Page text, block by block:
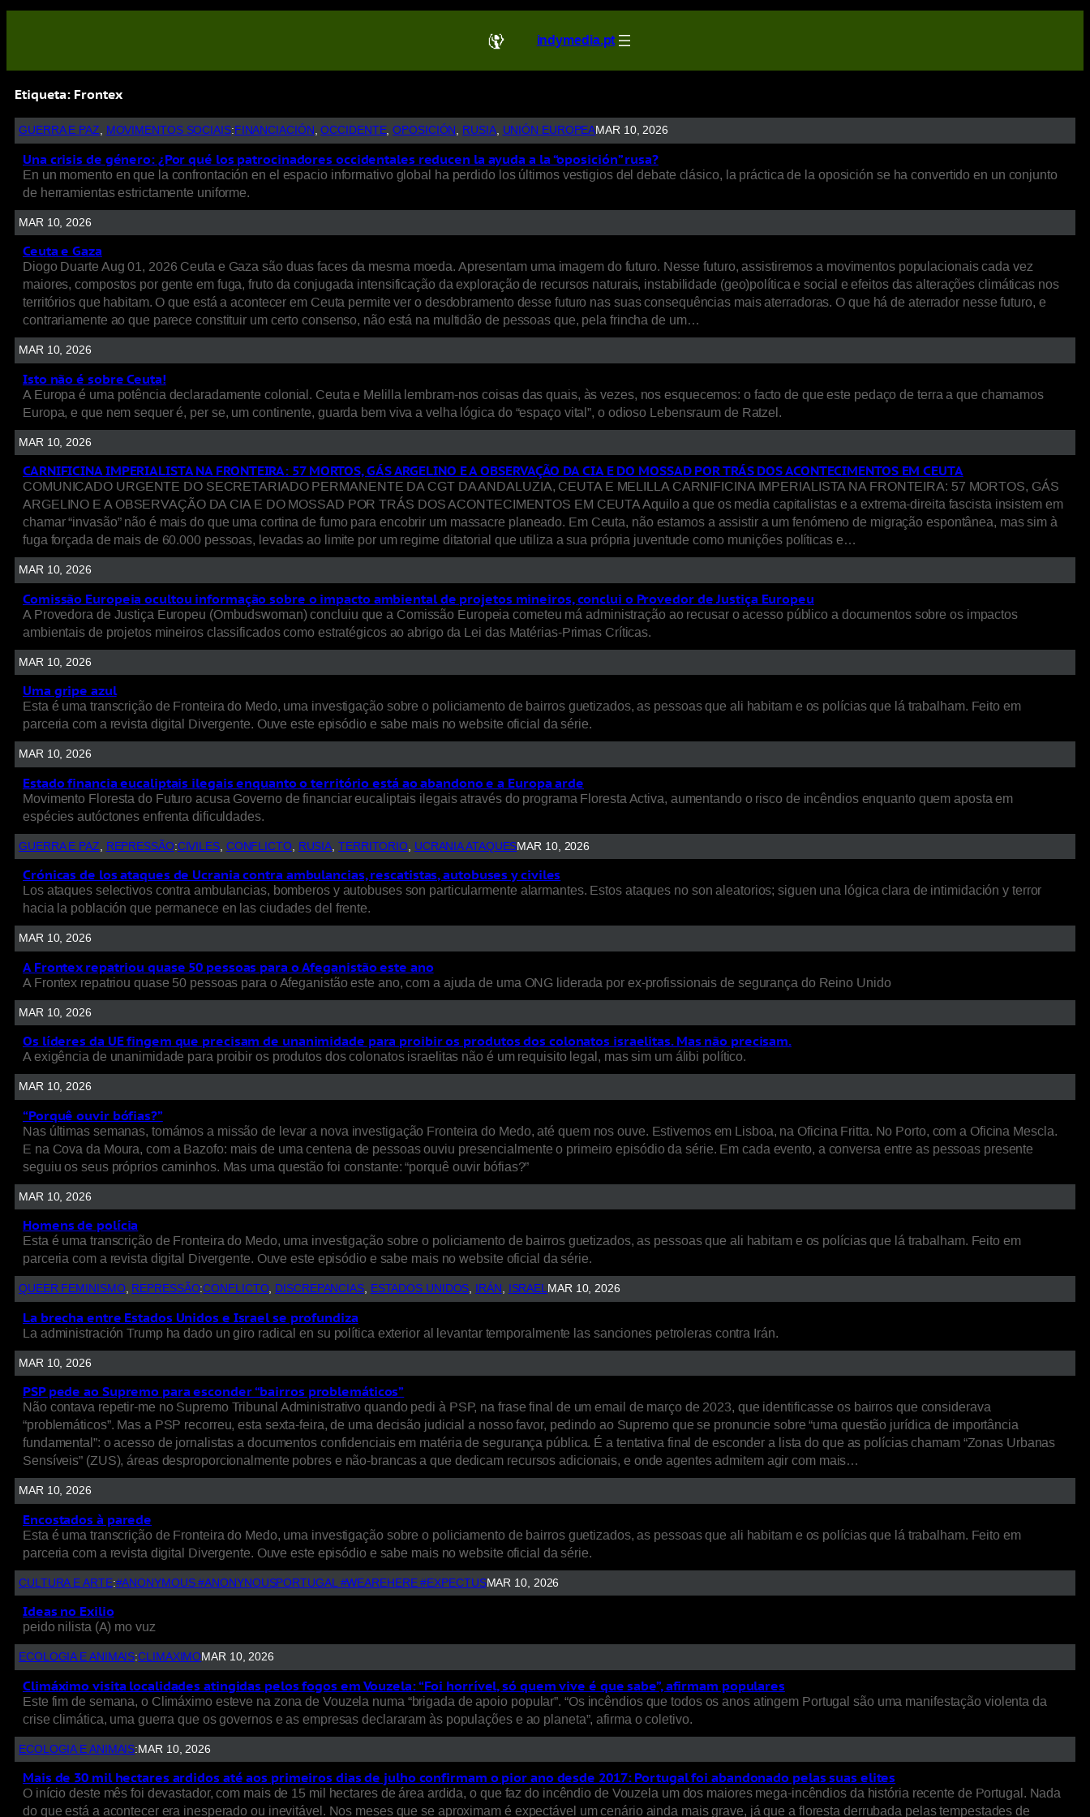
indymedia.pt
Etiqueta: Frontex
GUERRA E PAZ, MOVIMENTOS SOCIAIS: FINANCIACIÓN , OCCIDENTE, OPOSICIÓN , RUSIA, UNIÓN EUROPEAMAR 10, 2026
Una crisis de género: ¿Por qué los patrocinadores occidentales reducen la ayuda a la “oposición” rusa?
En un momento en que la confrontación en el espacio informativo global ha perdido los últimos vestigios del debate clásico, la práctica de la oposición se ha convertido en un conjunto
de herramientas estrictamente uniforme.
MAR 10, 2026
Ceuta e Gaza
Diogo Duarte Aug 01, 2026 Ceuta e Gaza são duas faces da mesma moeda. Apresentam uma imagem do futuro. Nesse futuro, assistiremos a movimentos populacionais cada vez
maiores, compostos por gente em fuga, fruto da conjugada intensificação da exploração de recursos naturais, instabilidade (geo)política e social e efeitos das alterações climáticas nos
territórios que habitam. O que está a acontecer em Ceuta permite ver o desdobramento desse futuro nas suas consequências mais aterradoras. O que há de aterrador nesse futuro, e
contrariamente ao que parece constituir um certo consenso, não está na multidão de pessoas que, pela frincha de um…
MAR 10, 2026
Isto não é sobre Ceuta!
A Europa é uma potência declaradamente colonial. Ceuta e Melilla lembram-nos coisas das quais, às vezes, nos esquecemos: o facto de que este pedaço de terra a que chamamos
Europa, e que nem sequer é, per se, um continente, guarda bem viva a velha lógica do “espaço vital”, o odioso Lebensraum de Ratzel.
MAR 10, 2026
CARNIFICINA IMPERIALISTA NA FRONTEIRA: 57 MORTOS, GÁS ARGELINO E A OBSERVAÇÃO DA CIA E DO MOSSAD POR TRÁS DOS ACONTECIMENTOS EM CEUTA
COMUNICADO URGENTE DO SECRETARIADO PERMANENTE DA CGT DA ANDALUZIA, CEUTA E MELILLA CARNIFICINA IMPERIALISTA NA FRONTEIRA: 57 MORTOS, GÁS
ARGELINO E A OBSERVAÇÃO DA CIA E DO MOSSAD POR TRÁS DOS ACONTECIMENTOS EM CEUTA Aquilo a que os media capitalistas e a extrema-direita fascista insistem em
chamar “invasão” não é mais do que uma cortina de fumo para encobrir um massacre planeado. Em Ceuta, não estamos a assistir a um fenómeno de migração espontânea, mas sim à
fuga forçada de mais de 60.000 pessoas, levadas ao limite por um regime ditatorial que utiliza a sua própria juventude como munições políticas e…
MAR 10, 2026
Comissão Europeia ocultou informação sobre o impacto ambiental de projetos mineiros, conclui o Provedor de Justiça Europeu
A Provedora de Justiça Europeu (Ombudswoman) concluiu que a Comissão Europeia cometeu má administração ao recusar o acesso público a documentos sobre os impactos
ambientais de projetos mineiros classificados como estratégicos ao abrigo da Lei das Matérias-Primas Críticas.
MAR 10, 2026
Uma gripe azul
Esta é uma transcrição de Fronteira do Medo, uma investigação sobre o policiamento de bairros guetizados, as pessoas que ali habitam e os polícias que lá trabalham. Feito em
parceria com a revista digital Divergente. Ouve este episódio e sabe mais no website oficial da série.
MAR 10, 2026
Estado financia eucaliptais ilegais enquanto o território está ao abandono e a Europa arde
Movimento Floresta do Futuro acusa Governo de financiar eucaliptais ilegais através do programa Floresta Activa, aumentando o risco de incêndios enquanto quem aposta em
espécies autóctones enfrenta dificuldades.
GUERRA E PAZ REPRESSÃO:CIVILES, CONFLICTO, RUSIA TERRITORIO UCRANIA ATAQUESMAR 10, 2026
Crónicas de los ataques de Ucrania contra ambulancias, rescatistas, autobuses y civiles
Los ataques selectivos contra ambulancias, bomberos y autobuses son particularmente alarmantes. Estos ataques no son aleatorios; siguen una lógica clara de intimidación y terror
hacia la población que permanece en las ciudades del frente.
MAR 10, 2026
A Frontex repatriou quase 50 pessoas para o Afeganistão este ano
A Frontex repatriou quase 50 pessoas para o Afeganistão este ano, com a ajuda de uma ONG liderada por ex-profissionais de segurança do Reino Unido
MAR 10, 2026
Os líderes da UE fingem que precisam de unanimidade para proibir os produtos dos colonatos israelitas. Mas não precisam.
A exigência de unanimidade para proibir os produtos dos colonatos israelitas não é um requisito legal, mas sim um álibi político.
MAR 10, 2026
“Porquê ouvir bófias?”
Nas últimas semanas, tomámos a missão de levar a nova investigação Fronteira do Medo, até quem nos ouve. Estivemos em Lisboa, na Oficina Fritta. No Porto, com a Oficina Mescla.
E na Cova da Moura, com a Bazofo: mais de uma centena de pessoas ouviu presencialmente o primeiro episódio da série. Em cada evento, a conversa entre as pessoas presente
seguiu os seus próprios caminhos. Mas uma questão foi constante: “porquê ouvir bófias?”
MAR 10, 2026
Homens de polícia
Esta é uma transcrição de Fronteira do Medo, uma investigação sobre o policiamento de bairros guetizados, as pessoas que ali habitam e os polícias que lá trabalham. Feito em
parceria com a revista digital Divergente. Ouve este episódio e sabe mais no website oficial da série.
QUEER FEMINISMO, REPRESSÃO:CONFLICTO, DISCREPANCIAS, ESTADOS UNIDOS, IRÁN , ISRAELMAR 10, 2026
La brecha entre Estados Unidos e Israel se profundiza
La administración Trump ha dado un giro radical en su política exterior al levantar temporalmente las sanciones petroleras contra Irán.
MAR 10, 2026
PSP pede ao Supremo para esconder “bairros problemáticos”
Não contava repetir-me no Supremo Tribunal Administrativo quando pedi à PSP, na frase final de um email de março de 2023, que identificasse os bairros que considerava
“problemáticos”. Mas a PSP recorreu, esta sexta-feira, de uma decisão judicial a nosso favor, pedindo ao Supremo que se pronuncie sobre “uma questão jurídica de importância
fundamental”: o acesso de jornalistas a documentos confidenciais em matéria de segurança pública. É a tentativa final de esconder a lista do que as polícias chamam “Zonas Urbanas
Sensíveis” (ZUS), áreas desproporcionalmente pobres e não-brancas a que dedicam recursos adicionais, e onde agentes admitem agir com mais…
MAR 10, 2026
Encostados à parede
Esta é uma transcrição de Fronteira do Medo, uma investigação sobre o policiamento de bairros guetizados, as pessoas que ali habitam e os polícias que lá trabalham. Feito em
parceria com a revista digital Divergente. Ouve este episódio e sabe mais no website oficial da série.
CULTURA E ARTE:#ANONYMOUS #ANONYNOUSPORTUGAL #WEAREHERE #EXPECTUSMAR 10, 2026
Ideas no Exilio
peido nilista (A) mo vuz
ECOLOGIA E ANIMAIS:CLIMAXIMOMAR 10, 2026
Climáximo visita localidades atingidas pelos fogos em Vouzela: “Foi horrível, só quem vive é que sabe”, afirmam populares
Este fim de semana, o Climáximo esteve na zona de Vouzela numa “brigada de apoio popular”. “Os incêndios que todos os anos atingem Portugal são uma manifestação violenta da
crise climática, uma guerra que os governos e as empresas declararam às populações e ao planeta”, afirma o coletivo.
ECOLOGIA E ANIMAIS: MAR 10, 2026
Mais de 30 mil hectares ardidos até aos primeiros dias de julho confirmam o pior ano desde 2017: Portugal foi abandonado pelas suas elites
O início deste mês foi devastador, com mais de 15 mil hectares de área ardida, o que faz do incêndio de Vouzela um dos maiores mega-incêndios da história recente de Portugal. Nada
do que está a acontecer era inesperado ou inevitável. Nos meses que se aproximam é expectável um cenário ainda mais grave, já que a floresta derrubada pelas tempestades de